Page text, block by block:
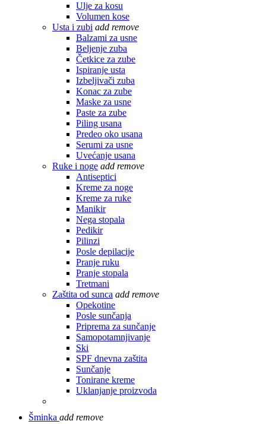
Ulje za kosu
Volumen kose
Usta i zubi add remove
Balzami za usne
Beljenje zuba
Četkice za zube
Ispiranje usta
Izbeljivači zuba
Konac za zube
Maske za usne
Paste za zube
Piling usana
Predeo oko usana
Serumi za usne
Uvećanje usana
Ruke i noge add remove
Antiseptici
Kreme za noge
Kreme za ruke
Manikir
Nega stopala
Pedikir
Pilinzi
Posle depilacije
Pranje ruku
Pranje stopala
Tretmani
Zaštita od sunca add remove
Opekotine
Posle sunčanja
Priprema za sunčanje
Samopotamnjivanje
Ski
SPF dnevna zaštita
Sunčanje
Tonirane kreme
Uklanjanje proizvoda
Šminka add remove